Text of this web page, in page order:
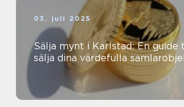
03. juli 2025
Sälja mynt i Karlstad: En guide
sälja dina värdefulla